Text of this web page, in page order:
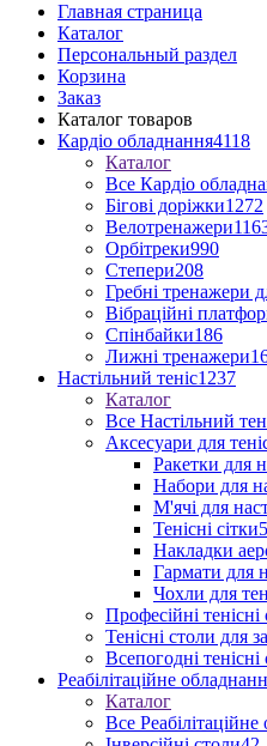
Главная страница
Каталог
Персональный раздел
Корзина
Заказ
Каталог товаров
Кардіо обладнання4118
Каталог
Все Кардіо
Бігові доріжки1272
Велотренажери
Орбітреки990
Степери208
Гребні тренажери
Вібраційні
Спінбайки186
Лижні тренажери
Настільний теніс1237
Каталог
Все Настільний
Аксесуари для
Ракетки для
Набори для
М'ячі для
Тенісні сітки
Накладки
Гармати для
Чохли для
Професійні тенісні
Тенісні столи для
Всепогодні тенісні
Реабілітаційне
Каталог
Все